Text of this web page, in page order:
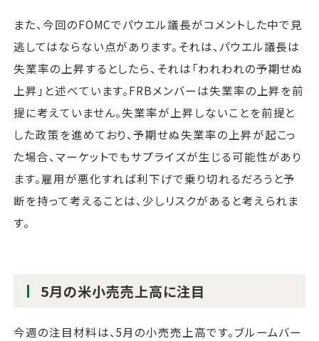
また、今回のFOMCでパウエル議長がコメントした中で見
逃してはならない点があります。それは、パウエル議長は
失業率の上昇するとしたら、それは「われわれの予期せぬ
上昇」と述べています。FRBメンバーは失業率の上昇を前
提に考えていません。失業率が上昇しないことを前提と
した政策を進めており、予期せぬ失業率の上昇が起こっ
た場合、マーケットでもサプライズが生じる可能性があり
ます。雇用が悪化すれば利下げで乗り切れるだろうと予
断を持って考えることは、少しリスクがあると考えられま
す。
5月の米小売売上高に注目
今週の注目材料は、5月の小売売上高です。ブルームバー